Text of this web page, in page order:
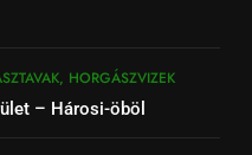
HORGÁSZVIZEK
– Hárosi-öböl